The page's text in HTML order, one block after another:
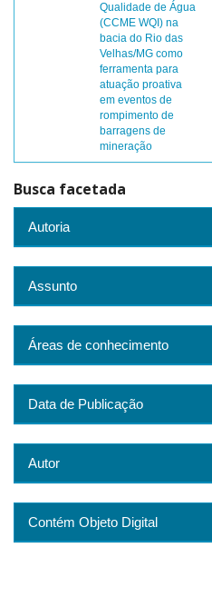
Qualidade de Água
(CCME WQI) na
bacia do Rio das
Velhas/MG como
ferramenta para
atuação proativa
em eventos de
rompimento de
barragens de
mineração
Busca facetada
Autoria
Assunto
Áreas de conhecimento
Data de Publicação
Autor
Contém Objeto Digital